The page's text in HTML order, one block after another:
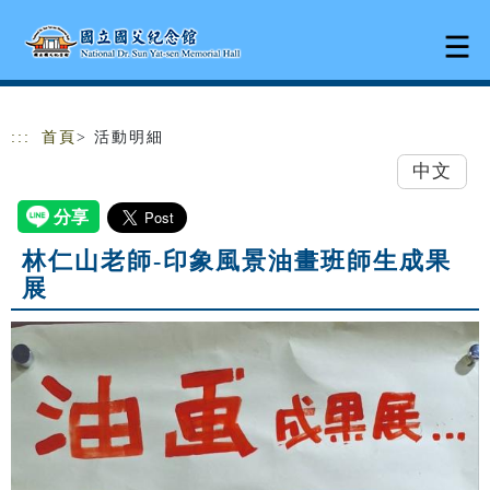
::: 首頁 > 活動明細
中文
林仁山老師-印象風景油畫班師生成果
展